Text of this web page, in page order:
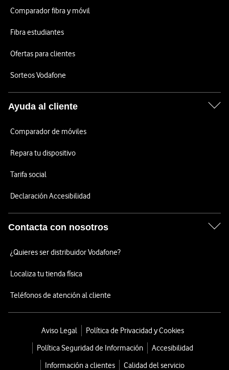
Comparador fibra y móvil
Fibra estudiantes
Ofertas para clientes
Sorteos Vodafone
Ayuda al cliente
Comparador de móviles
Repara tu dispositivo
Tarifa social
Declaración Accesibilidad
Contacta con nosotros
¿Quieres ser distribuidor Vodafone?
Localiza tu tienda física
Teléfonos de atención al cliente
Aviso Legal
Política de Privacidad y Cookies
Política Seguridad de Información
Accesibilidad
Información a clientes
Calidad del servicio